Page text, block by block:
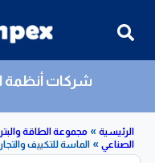
شركات أنظمة
»
مجموعة الطاقة والبترول
»